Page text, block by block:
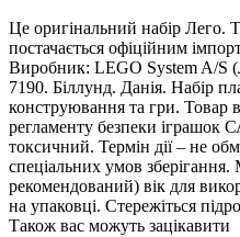
Це оригінальний набір Лего.
постачається офіційним
иробник: LEGO System A/S
7190. Біллунд. Данія. Набір
конструювання та гри. Товар
регламенту безпеки
токсичний. Термін дії – не
спеціальних умов
рекомендований) вік для
на упаковці. Стережіться
Також вас можуть зацікавити